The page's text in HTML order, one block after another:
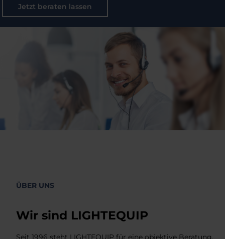
Jetzt beraten lassen
ÜBER UNS
Wir sind LIGHTEQUIP
Seit 1996 steht LIGHTEQUIP für eine objektive Beratung,